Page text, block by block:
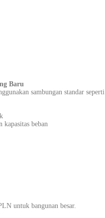
Baru
sambungan standar
beban
untuk bangunan besar.